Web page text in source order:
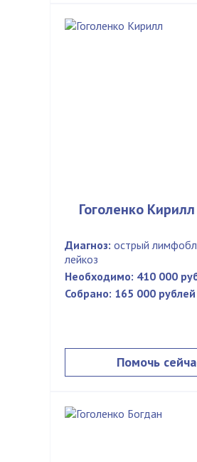
Гоголенко Кирилл
Диагноз: острый
лейкоз
Необходимо: 410 000
Собрано: 165 000 рублей
Помочь